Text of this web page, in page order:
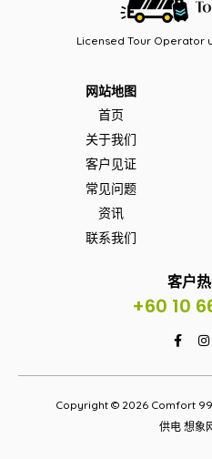
Licensed Tour Operator
网站地图
首页
关于我们
客户见证
常见问题
资讯
联系我们
客户热
+60 10
Copyright © 2026 Comfort 99
供电 想象